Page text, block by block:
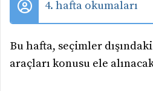
4. hafta okumaları
Bu hafta, seçimler
araçları konusu ele